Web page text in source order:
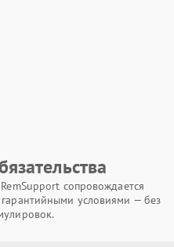
сопровождается
условиями — без